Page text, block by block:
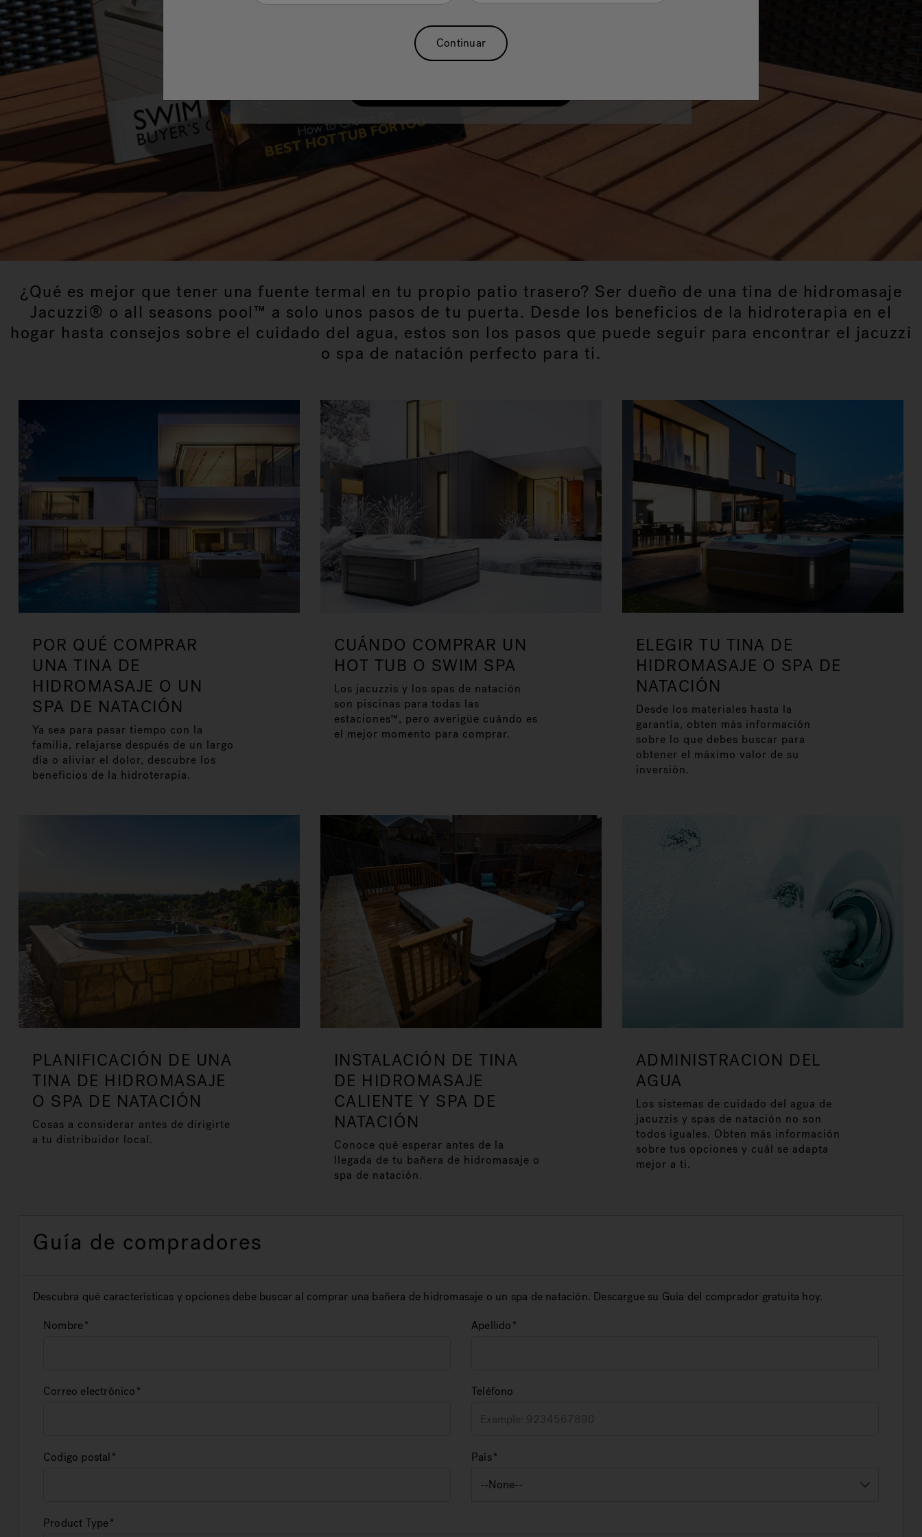
descubre cómo elegir las funciones adecuadas de bañera de hidromasaje o spa de
natación para ti y obten consejos de compras gratis hoy.
¿Qué es mejor que tener una fuente termal en tu propio patio trasero? Ser dueño de una tina de hidromasaje
Jacuzzi® o all seasons pool™ a solo unos pasos de tu puerta. Desde los beneficios de la hidroterapia en el
hogar hasta consejos sobre el cuidado del agua, estos son los pasos que puede seguir para encontrar el jacuzzi
o spa de natación perfecto para ti.
POR QUÉ COMPRAR
UNA TINA DE
HIDROMASAJE O UN
SPA DE NATACIÓN
Ya sea para pasar tiempo con la
familia, relajarse después de un largo
día o aliviar el dolor, descubre los
beneficios de la hidroterapia.
CUÁNDO COMPRAR UN
HOT TUB O SWIM SPA
Los jacuzzis y los spas de natación
son piscinas para todas las
estaciones™, pero averigüe cuándo es
el mejor momento para comprar.
ELEGIR TU TINA DE
HIDROMASAJE O SPA DE
NATACIÓN
Desde los materiales hasta la
garantía, obten más información
sobre lo que debes buscar para
obtener el máximo valor de su
inversión.
PLANIFICACIÓN DE UNA
TINA DE HIDROMASAJE
O SPA DE NATACIÓN
Cosas a considerar antes de dirigirte
a tu distribuidor local.
INSTALACIÓN DE TINA
DE HIDROMASAJE
CALIENTE Y SPA DE
NATACIÓN
Conoce qué esperar antes de la
llegada de tu bañera de hidromasaje o
spa de natación.
ADMINISTRACION DEL
AGUA
Los sistemas de cuidado del agua de
jacuzzis y spas de natación no son
todos iguales. Obten más información
sobre tus opciones y cuál se adapta
mejor a ti.
Guía de compradores
Descubra qué características y opciones debe buscar al comprar una bañera de hidromasaje o un spa de natación. Descargue su Guía del comprador gratuita hoy.
Nombre
Apellido
Correo electrónico Teléfono
Codigo postal País
Product Type
Continuar